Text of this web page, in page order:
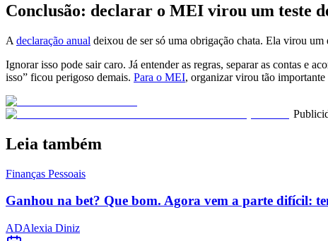
Conclusão: declarar o MEI virou um teste
A declaração anual deixou de ser só uma obrigação chata. Ela virou um
Ignorar isso pode sair caro. Já entender as regras, separar as contas e
isso” ficou perigoso demais. Para o MEI, organizar virou tão importante
Leia também
Finanças Pessoais
Ganhou na bet? Que bom. Agora vem a parte difícil:
ADAlexia Diniz